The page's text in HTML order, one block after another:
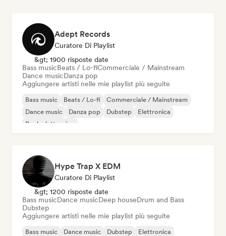
Adept Records
Curatore Di Playlist
&gt; 1900 risposte date
Bass musicBeats / Lo-fiCommerciale / Mainstream
Dance musicDanza pop
Aggiungere artisti nelle mie playlist più seguite
Bass music Beats / Lo-fi
Commerciale / Mainstream
Dance music
Danza pop Dubstep
Elettronica
Rock elettronico
Hype Trap X EDM
Curatore Di Playlist
&gt; 1200 risposte date
Bass musicDance musicDeep houseDrum and Bass
Dubstep
Aggiungere artisti nelle mie playlist più seguite
Bass music Dance music Dubstep
Elettronica